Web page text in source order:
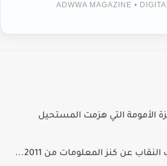
ADWWA MAGAZINE •
الأمومة التي هزمت المستحيل
عن كنز المعلومات من 2011...